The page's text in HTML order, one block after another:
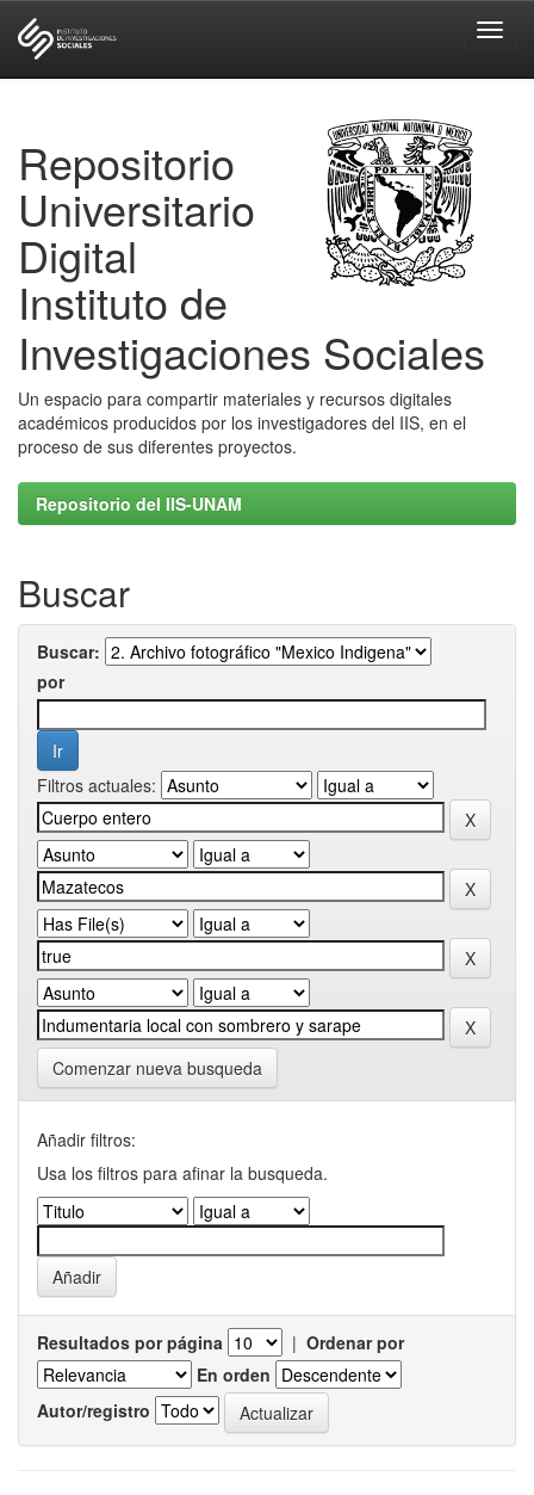
Repositorio
Universitario
Digital
Instituto de
Investigaciones Sociales
Un espacio para compartir materiales y recursos digitales
académicos producidos por los investigadores del IIS, en el
proceso de sus diferentes proyectos.
Repositorio del IIS-UNAM
Buscar
Buscar:
por
Filtros actuales:
Comenzar nueva busqueda
Añadir filtros:
Usa los filtros para afinar la busqueda.
Resultados por página | Ordenar por
En orden
Autor/registro